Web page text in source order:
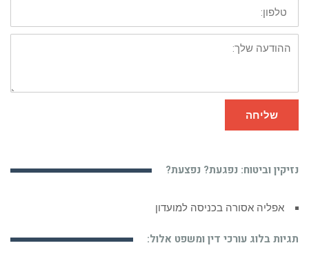
טלפון:
ההודעה
שלך:
שליחה
נזיקין וביטוח: נפגעת? נפצעת?
אפליה אסורה בכניסה למועדון
תגיות בלוג עורכי דין ומשפט אלול: